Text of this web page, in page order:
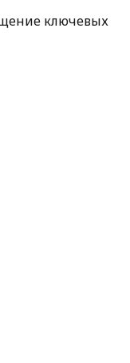
ключевых